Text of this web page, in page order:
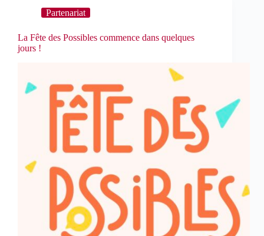
Partenariat
La Fête des Possibles commence dans quelques
jours !